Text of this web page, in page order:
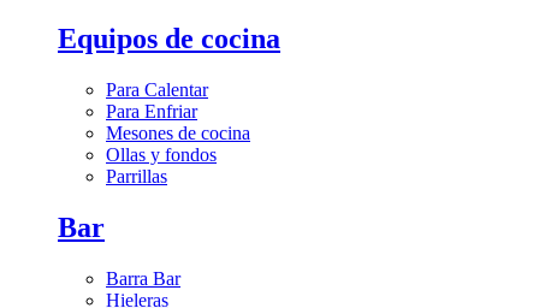
Equipos de cocina
Para Calentar
Para Enfriar
Mesones de cocina
Ollas y fondos
Parrillas
Bar
Barra Bar
Hieleras